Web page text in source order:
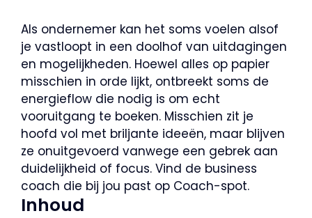
Als ondernemer kan het soms voelen alsof
je vastloopt in een doolhof van uitdagingen
en mogelijkheden. Hoewel alles op papier
misschien in orde lijkt, ontbreekt soms de
energieflow die nodig is om echt
vooruitgang te boeken. Misschien zit je
hoofd vol met briljante ideeën, maar blijven
ze onuitgevoerd vanwege een gebrek aan
duidelijkheid of focus. Vind de business
coach die bij jou past op Coach-spot.
Inhoud